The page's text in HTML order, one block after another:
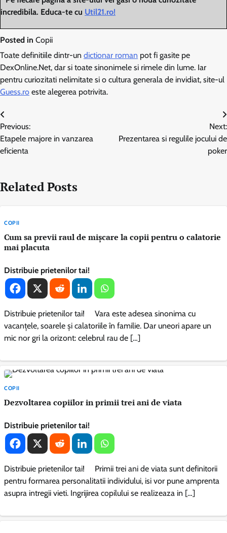
incredibila. Educa-te cu Util21.ro!
Posted in Copii
Toate definitiile dintr-un dictionar roman pot fi gasite pe
DexOnline.Net, dar si toate sinonimele si rimele din lume. Iar
pentru curiozitati nelimitate si o cultura generala de invidiat, site-ul
Guess.ro este alegerea potrivita.
Navigare
în
articole
Previous:
Etapele majore in vanzarea
eficienta
Next:
Prezentarea si regulile jocului de
poker
Related Posts
COPII
Cum sa previi raul de mișcare la copii pentru o calatorie
mai placuta
Distribuie prietenilor tai!
Distribuie prietenilor tai! Vara este adesea sinonima cu
vacanțele, soarele și calatoriile în familie. Dar uneori apare un
mic nor gri la orizont: celebrul rau de […]
COPII
Dezvoltarea copiilor in primii trei ani de viata
Distribuie prietenilor tai!
Distribuie prietenilor tai! Primii trei ani de viata sunt definitorii
pentru formarea personalitatii individului, isi vor pune amprenta
asupra intregii vieti. Ingrijirea copilului se realizeaza in […]